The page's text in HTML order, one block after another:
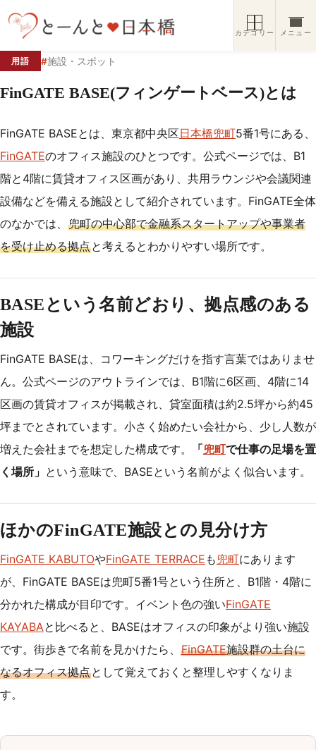
カテゴリー メニュー
用語 #施設・スポット
FinGATE BASE(フィンゲートベース)とは
FinGATE BASEとは、東京都中央区日本橋兜町5番1号にある、
FinGATEのオフィス施設のひとつです。公式ページでは、B1
階と4階に賃貸オフィス区画があり、共用ラウンジや会議関連
設備などを備える施設として紹介されています。FinGATE全体
のなかでは、 兜町の中心部で金融系スタートアップや事業者
を受け止める拠点と考えるとわかりやすい場所です。
BASEという名前どおり、拠点感のある
施設
FinGATE BASEは、コワーキングだけを指す言葉ではありませ
ん。公式ページのアウトラインでは、B1階に6区画、4階に14
区画の賃貸オフィスが掲載され、貸室面積は約2.5坪から約45
坪までとされています。小さく始めたい会社から、少し人数が
増えた会社までを想定した構成です。
「兜町で仕事の足場を置
く場所」 という意味で、BASEという名前がよく似合います。
ほかのFinGATE施設との見分け方
FinGATE KABUTOやFinGATE TERRACE も 兜町にあります
が、FinGATE BASEは兜町5番1号という住所と、B1階・4階に
分かれた構成が目印です。イベント色の強いFinGATE
KAYABAと比べると、BASEはオフィスの印象がより強い施設
です。街歩きで名前を見かけたら、 FinGATE施設群の土台に
なるオフィス拠点として覚えておくと整理しやすくなりま
す。